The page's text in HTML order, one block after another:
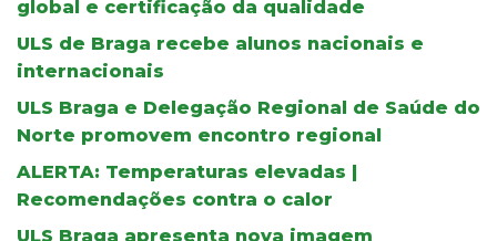
global e certificação da qualidade
ULS de Braga recebe alunos nacionais e
internacionais
ULS Braga e Delegação Regional de Saúde do
Norte promovem encontro regional
ALERTA: Temperaturas elevadas |
Recomendações contra o calor
ULS Braga apresenta nova imagem